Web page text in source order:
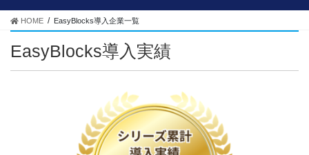
HOME EasyBlocks導入企業一覧
EasyBlocks導入実績